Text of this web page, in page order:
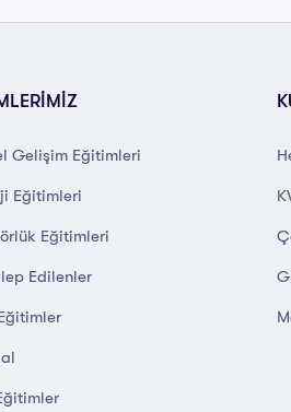
Gelişim Eğitimleri
Eğitimleri
Eğitimleri
Edilenler